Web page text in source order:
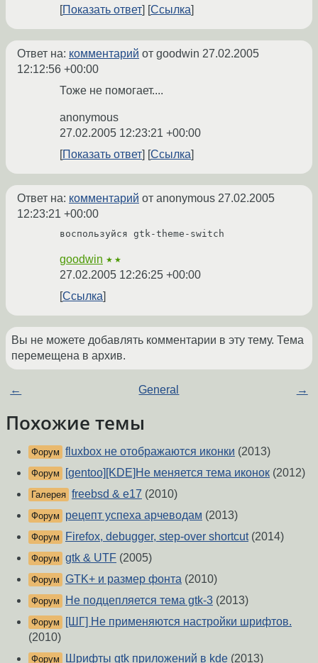
Показать ответ
Ссылка
Ответ на: комментарий от goodwin 27.02.2005
12:12:56 +00:00
Тоже не помогает....
anonymous
27.02.2005 12:23:21 +00:00
Показать ответ
Ссылка
Ответ на: комментарий от anonymous 27.02.2005
12:23:21 +00:00
воспользуйся gtk-theme-switch
goodwin ★★
27.02.2005 12:26:25 +00:00
Ссылка
Вы не можете добавлять комментарии в эту тему. Тема
перемещена в архив.
← General →
Похожие темы
Форум fluxbox не отображаются иконки (2013)
Форум [gentoo][KDE]Не меняется тема иконок (2012)
Галерея freebsd & e17 (2010)
Форум рецепт успеха арчеводам (2013)
Форум Firefox, debugger, step-over shortcut(2014)
Форум gtk & UTF (2005)
Форум GTK+ и размер фонта (2010)
Форум Не подцепляется тема gtk-3 (2013)
Форум
[ШГ] Не применяются настройки шрифтов.
(2010)
Форум Шрифты gtk приложений в kde (2013)